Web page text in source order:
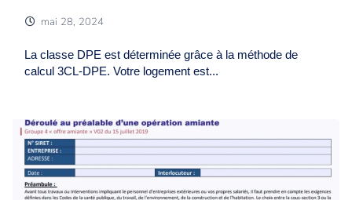
mai 28, 2024
La classe DPE est déterminée grâce à la méthode de
calcul 3CL-DPE. Votre logement est...